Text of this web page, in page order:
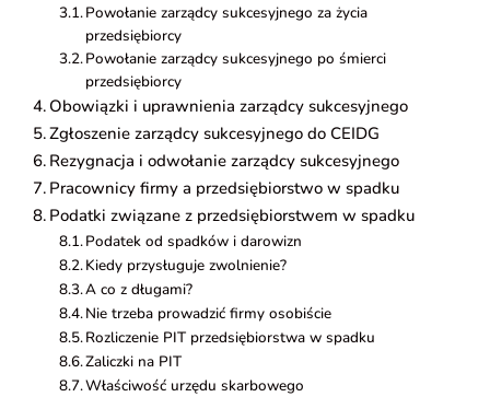
Powołanie zarządcy sukcesyjnego za życia
przedsiębiorcy
Powołanie zarządcy sukcesyjnego po śmierci
przedsiębiorcy
Obowiązki i uprawnienia zarządcy sukcesyjnego
Zgłoszenie zarządcy sukcesyjnego do CEIDG
Rezygnacja i odwołanie zarządcy sukcesyjnego
Pracownicy firmy a przedsiębiorstwo w spadku
Podatki związane z przedsiębiorstwem w spadku
Podatek od spadków i darowizn
Kiedy przysługuje zwolnienie?
A co z długami?
Nie trzeba prowadzić firmy osobiście
Rozliczenie PIT przedsiębiorstwa w spadku
Zaliczki na PIT
Właściwość urzędu skarbowego